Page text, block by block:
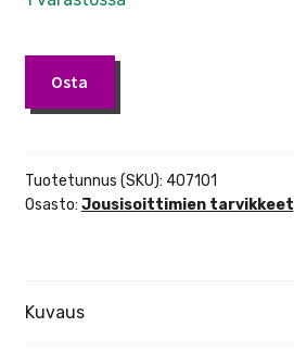
sellon
määrä
Osta
Tuotetunnus (SKU): 407101
Osasto: Jousisoittimien tarvikkeet
Kuvaus